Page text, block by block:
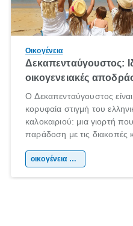
Οικογένεια
Δεκαπενταύγουστος:
οικογενειακές
Ο Δεκαπενταύγουστος
κορυφαία στιγμή του
καλοκαιριού: μια γιορτή
παράδοση με τις διακοπές
χώρας. Είτε πρόκειται για
οικογένεια & παιδί